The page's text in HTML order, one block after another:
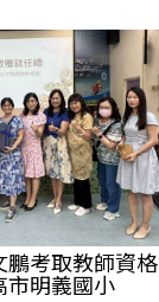
鵬考取教師資格
市明義國小